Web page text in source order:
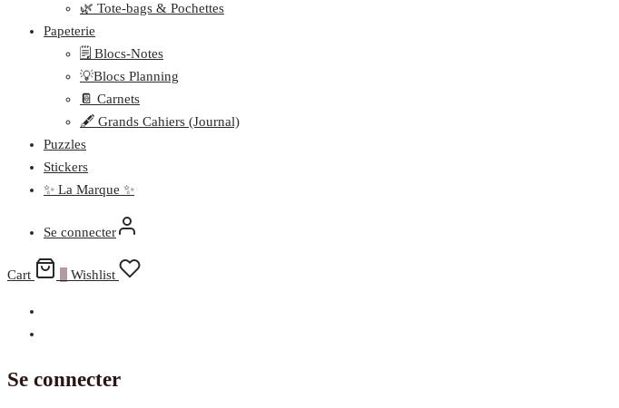
🌿 Tote-bags & Pochettes
Papeterie
🗒️ Blocs-Notes
💡Blocs Planning
📔 Carnets
🖋️ Grands Cahiers (Journal)
Puzzles
Stickers
✨ La Marque ✨
Se connecter
Cart Wishlist
Se connecter